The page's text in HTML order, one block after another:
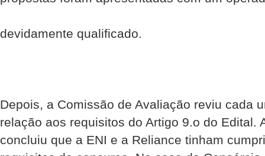
devidamente qualificado.
Depois, a Comissão de Avaliação reviu cada
relação aos requisitos do Artigo 9.o do Edital.
concluiu que a ENI e a Reliance tinham